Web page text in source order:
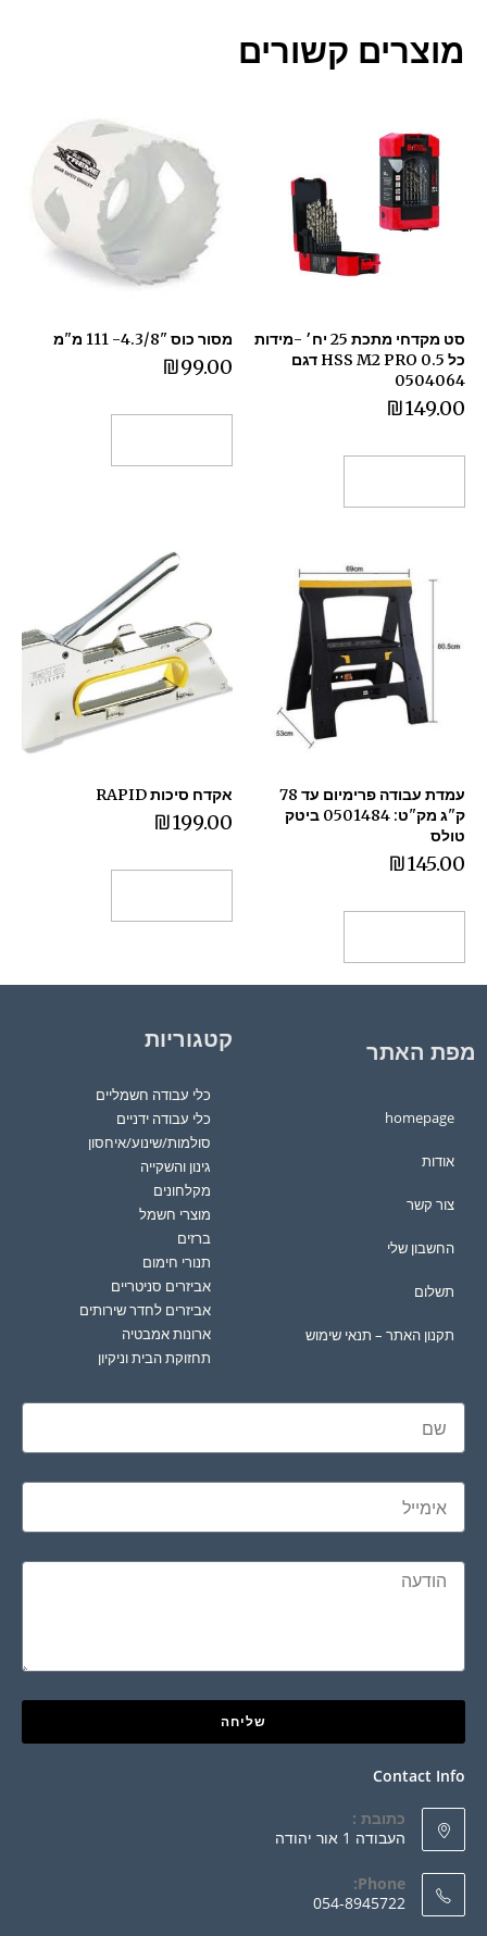
מוצרים קשורים
סט מקדחי מתכת 25 יח׳ -מידות
כל 0.5 HSS M2 PRO דגם
0504064
₪149.00
מסור כוס "4.3/8- 111 מ"מ
₪99.00
עמדת עבודה פרימיום עד 78
ק"ג מק"ט: 0501484 ביטק
טולס
₪145.00
אקדח סיכות RAPID
₪199.00
מפת האתר
homepage
אודות
צור קשר
החשבון שלי
תשלום
תקנון האתר – תנאי שימוש
קטגוריות
כלי עבודה חשמליים
כלי עבודה ידניים
סולמות/שינוע/איחסון
גינון והשקייה
מקלחונים
מוצרי חשמל
ברזים
תנורי חימום
אביזרים סניטריים
אביזרים לחדר שירותים
ארונות אמבטיה
תחזוקת הבית וניקיון
שליחה
Contact Info
כתובת :
העבודה 1 אור יהודה
Phone:
054-8945722